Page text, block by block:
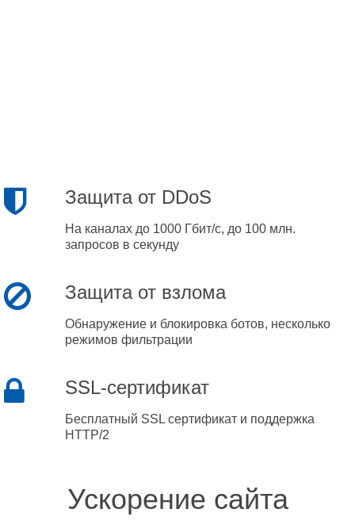
Защита от DDoS
На каналах до 1000 Гбит/с, до 100 млн.
запросов в секунду
Защита от взлома
Обнаружение и блокировка ботов, несколько
режимов фильтрации
SSL-сертификат
Бесплатный SSL сертификат и поддержка
HTTP/2
Ускорение сайта